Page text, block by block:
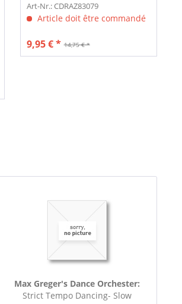
Art-Nr.: CDRAZ83079
Article doit être commandé
14,75 € *
9,95 € *
Max Greger's Dance Orchester:
Strict Tempo Dancing- Slow